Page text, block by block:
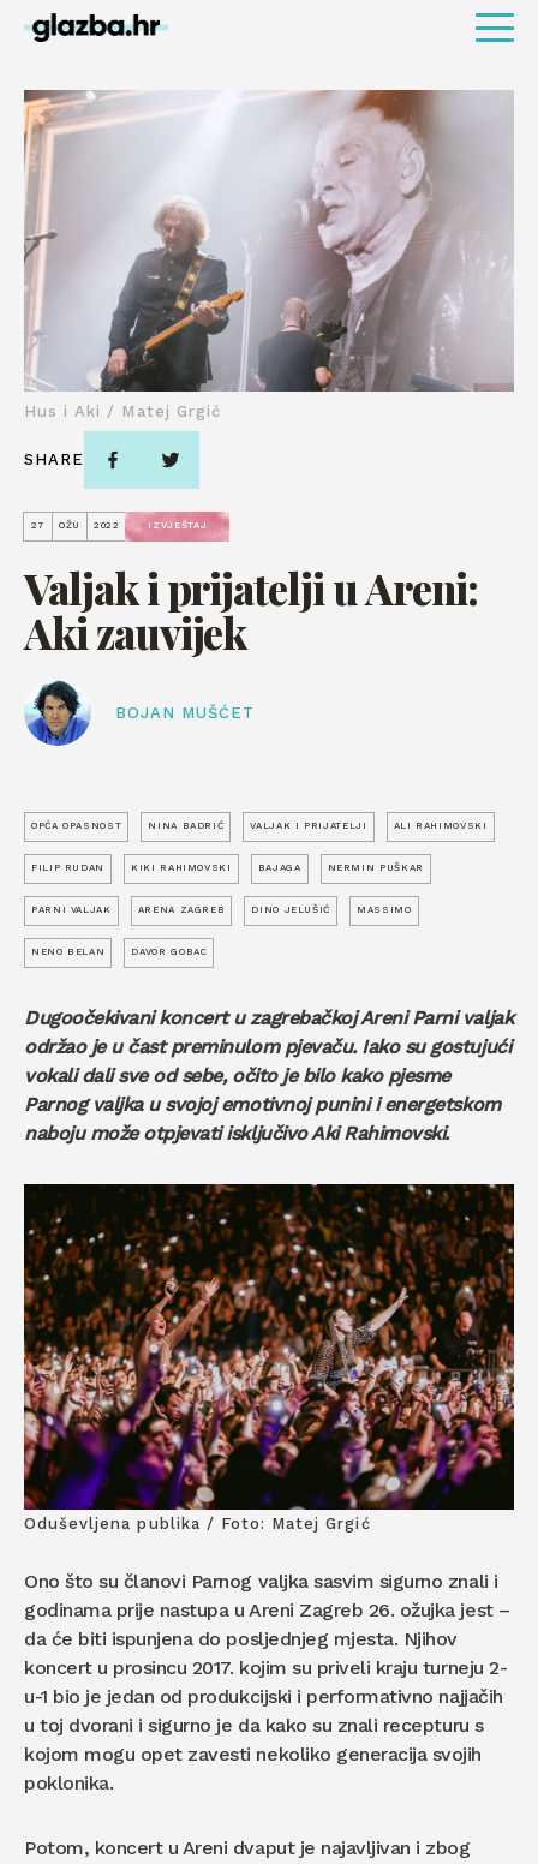
27 OŽU 2022 IZVJEŠTAJ
Valjak i prijatelji u Areni:
Aki zauvijek
BOJAN MUŠĆET
Hus i Aki / Matej Grgić
SHARE
OPĆA OPASNOST NINA BADRIĆ VALJAK I PRIJATELJI ALI RAHIMOVSKI
FILIP RUDAN KIKI RAHIMOVSKI BAJAGA NERMIN PUŠKAR
PARNI VALJAK ARENA ZAGREB DINO JELUŠIĆ MASSIMO
NENO BELAN DAVOR GOBAC
Dugoočekivani koncert u zagrebačkoj Areni Parni valjak
održao je u čast preminulom pjevaču. Iako su gostujući
vokali dali sve od sebe, očito je bilo kako pjesme
Parnog valjka u svojoj emotivnoj punini i energetskom
naboju može otpjevati isključivo Aki Rahimovski.
Oduševljena publika / Foto: Matej Grgić
Ono što su članovi Parnog valjka sasvim sigurno znali i
godinama prije nastupa u Areni Zagreb 26. ožujka jest –
da će biti ispunjena do posljednjeg mjesta. Njihov
koncert u prosincu 2017. kojim su priveli kraju turneju 2-
u-1 bio je jedan od produkcijski i performativno najjačih
u toj dvorani i sigurno je da kako su znali recepturu s
kojom mogu opet zavesti nekoliko generacija svojih
poklonika.
Potom, koncert u Areni dvaput je najavljivan i zbog